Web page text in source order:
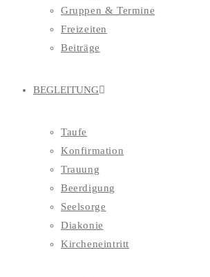
Gruppen & Termine
Freizeiten
Beiträge
BEGLEITUNG
Taufe
Konfirmation
Trauung
Beerdigung
Seelsorge
Diakonie
Kircheneintritt